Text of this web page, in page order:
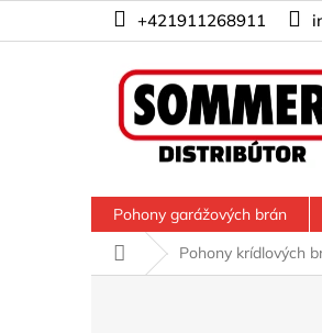
+421911268911
Pohony garážových brán
DomovPohony krídlových